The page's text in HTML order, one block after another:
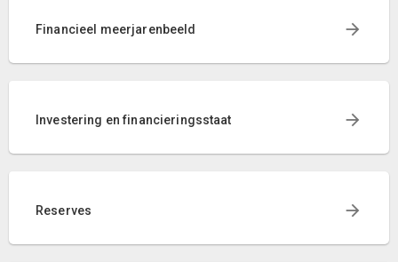
Financieel meerjarenbeeld
Investering en financieringsstaat
Reserves